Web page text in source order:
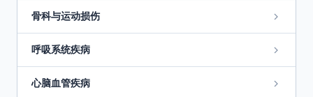
骨科与运动损伤
呼吸系统疾病
心脑血管疾病